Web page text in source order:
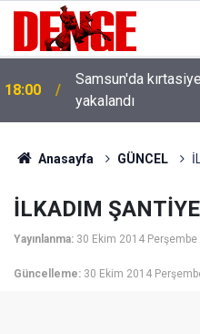
18:00
Samsun'da
yakalandı
Anasayfa GÜNCEL
İLKADIM
Yayınlanma: 30 Ekim 2014 Perşembe
Güncelleme: 30 Ekim 2014